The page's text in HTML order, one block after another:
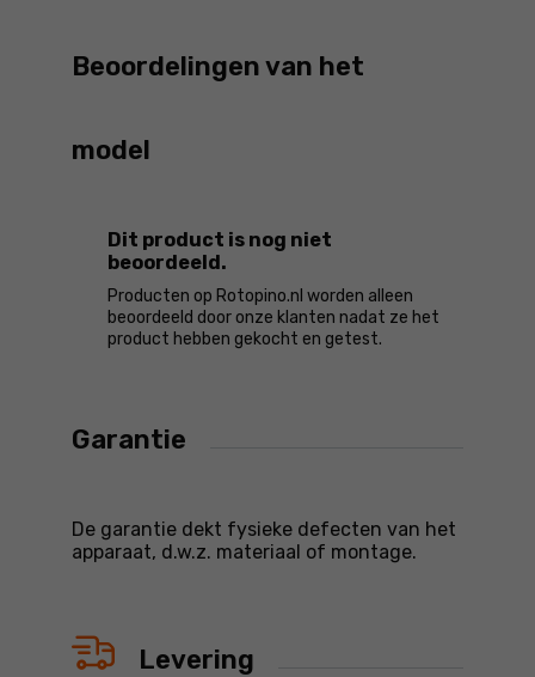
Beoordelingen van het
model
Dit product is nog niet
beoordeeld.
Producten op Rotopino.nl worden alleen
beoordeeld door onze klanten nadat ze het
product hebben gekocht en getest.
Garantie
De garantie dekt fysieke defecten van het
apparaat, d.w.z. materiaal of montage.
Levering